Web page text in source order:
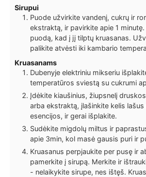
Sirupui
Puode užvirkite vandenį, cukrų ir
ekstraktą, ir pavirkite apie 1
puodą, kad į jį tilptų kruasanas.
palikite atvėsti iki kambario
Kruasanams
Dubenyje elektriniu mikseriu
temperatūros sviestą su cukrumi
Įdėkite kiaušinius, žiupsnelį
arba ekstraktą, įlašinkite kelis
esencijos, ir gerai išplakite.
Sudėkite migdolų miltus ir
apie 3min, kol masė gausis puri ir
Kruasanus perpjaukite per pusę ir
pamerkite į sirupą. Merkite ir
- nelaikykite sirupe, nes ištęš.